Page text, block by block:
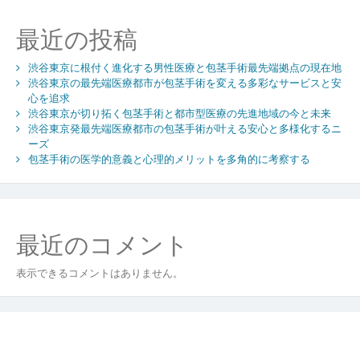
ョ
ン
最近の投稿
渋谷東京に根付く進化する男性医療と包茎手術最先端拠点の現在地
渋谷東京の最先端医療都市が包茎手術を変える多彩なサービスと安
心を追求
渋谷東京が切り拓く包茎手術と都市型医療の先進地域の今と未来
渋谷東京発最先端医療都市の包茎手術が叶える安心と多様化するニ
ーズ
包茎手術の医学的意義と心理的メリットを多角的に考察する
最近のコメント
表示できるコメントはありません。